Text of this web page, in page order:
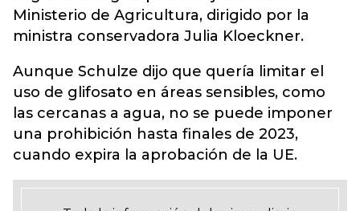
Ministerio de Agricultura, dirigido por la
ministra conservadora Julia Kloeckner.
Aunque Schulze dijo que quería limitar el
uso de glifosato en áreas sensibles, como
las cercanas a agua, no se puede imponer
una prohibición hasta finales de 2023,
cuando expira la aprobación de la UE.